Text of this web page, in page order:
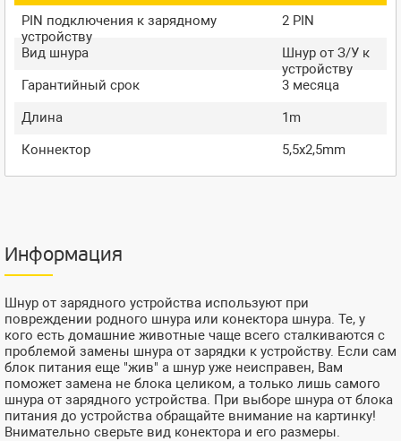
PIN подключения к зарядному
устройству
2 PIN
Вид шнура
Шнур от З/У к
устройству
Гарантийный срок
3 месяца
Длина
1m
Коннектор
5,5x2,5mm
Информация
Шнур от зарядного устройства используют при
повреждении родного шнура или конектора шнура. Те, у
кого есть домашние животные чаще всего сталкиваются с
проблемой замены шнура от зарядки к устройству. Если сам
блок питания еще "жив" а шнур уже неисправен, Вам
поможет замена не блока целиком, а только лишь самого
шнура от зарядного устройства. При выборе шнура от блока
питания до устройства обращайте внимание на картинку!
Внимательно сверьте вид конектора и его размеры.